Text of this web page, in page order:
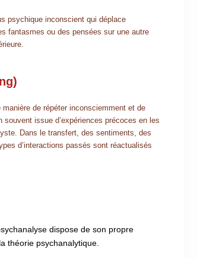
psychique inconscient qui déplace
fantasmes ou des pensées sur une autre
de répéter inconsciemment et de
issue d’expériences précoces en les
Dans le transfert, des sentiments, des
d’interactions passés sont réactualisés
dispose de son propre
théorie psychanalytique.